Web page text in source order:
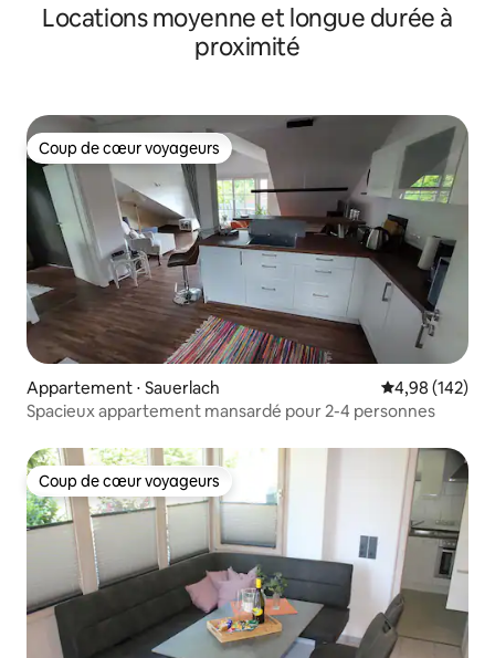
Locations moyenne et longue durée à
proximité
Coup de cœur voyageurs
Coup de cœur voyageurs
Appartement ⋅ Sauerlach Évaluation
4,98 (142)
Spacieux appartement mansardé pour 2-4 personnes
Coup de cœur voyageurs
Coup de cœur voyageurs